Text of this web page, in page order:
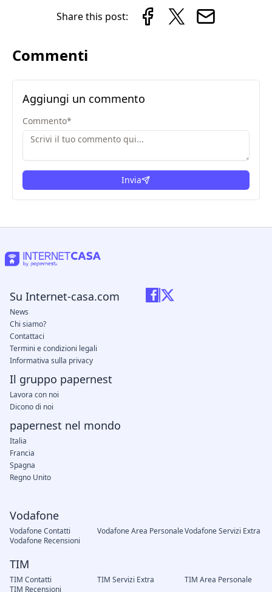
Share this post:
Commenti
Aggiungi un commento
Commento*
Invia
Vodafone
Vodafone Contatti Vodafone Area PersonaleVodafone Servizi Extra
Vodafone Recensioni
TIM
TIM Contatti TIM Servizi Extra
TIM Area Personale
TIM Recensioni
Su Internet-casa.com
News
Chi siamo?
Contattaci
Termini e condizioni legali
Informativa sulla privacy
Il gruppo papernest
Lavora con noi
Dicono di noi
papernest nel mondo
Italia
Francia
Spagna
Regno Unito